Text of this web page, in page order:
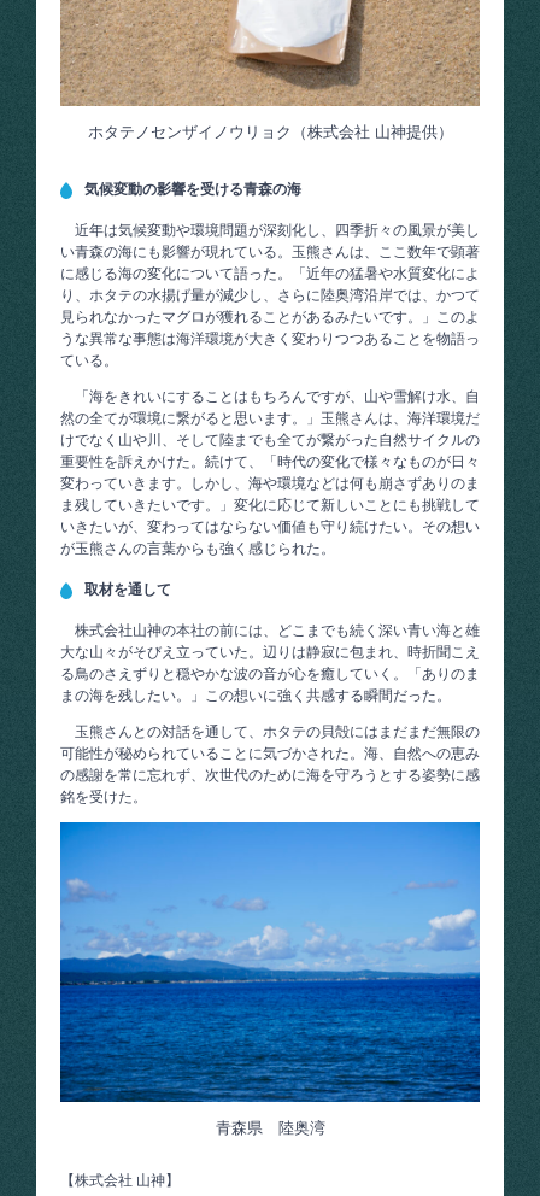
ホタテノセンザイノウリョク（株式会社 山神提供）
気候変動の影響を受ける青森の海
近年は気候変動や環境問題が深刻化し、四季折々の風景が美し
い青森の海にも影響が現れている。玉熊さんは、ここ数年で顕著
に感じる海の変化について語った。「近年の猛暑や水質変化によ
り、ホタテの水揚げ量が減少し、さらに陸奥湾沿岸では、かつて
見られなかったマグロが獲れることがあるみたいです。」このよ
うな異常な事態は海洋環境が大きく変わりつつあることを物語っ
ている。
「海をきれいにすることはもちろんですが、山や雪解け水、自
然の全てが環境に繋がると思います。」玉熊さんは、海洋環境だ
けでなく山や川、そして陸までも全てが繋がった自然サイクルの
重要性を訴えかけた。続けて、「時代の変化で様々なものが日々
変わっていきます。しかし、海や環境などは何も崩さずありのま
ま残していきたいです。」変化に応じて新しいことにも挑戦して
いきたいが、変わってはならない価値も守り続けたい。その想い
が玉熊さんの言葉からも強く感じられた。
取材を通して
株式会社山神の本社の前には、どこまでも続く深い青い海と雄
大な山々がそびえ立っていた。辺りは静寂に包まれ、時折聞こえ
る鳥のさえずりと穏やかな波の音が心を癒していく。「ありのま
まの海を残したい。」この想いに強く共感する瞬間だった。
玉熊さんとの対話を通して、ホタテの貝殻にはまだまだ無限の
可能性が秘められていることに気づかされた。海、自然への恵み
の感謝を常に忘れず、次世代のために海を守ろうとする姿勢に感
銘を受けた。
青森県 陸奥湾
【株式会社 山神】